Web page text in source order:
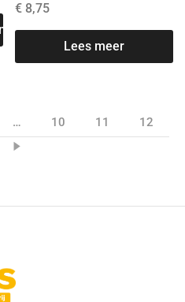
€8,75
Lees meer
… 10 11 12